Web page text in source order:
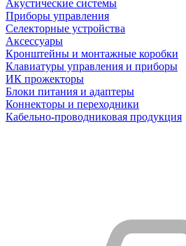
Акустические системы
Приборы управления
Селекторные устройства
Аксессуары
Кронштейны и монтажные коробки
Клавиатуры управления и приборы
ИК прожекторы
Блоки питания и адаптеры
Коннекторы и переходники
Кабельно-проводниковая продукция